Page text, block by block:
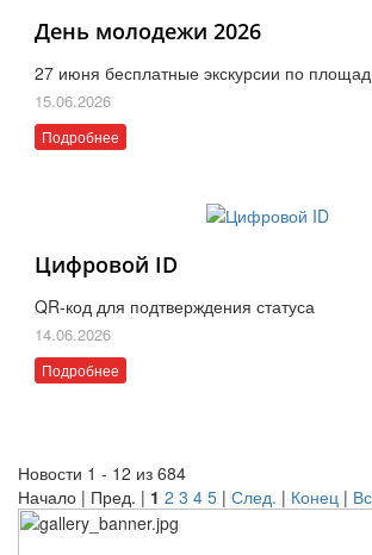
День молодежи 2026
27 июня бесплатные экскурсии по
15.06.2026
Подробнее
Цифровой ID
QR-код для подтверждения статуса
14.06.2026
Подробнее
Новости 1 - 12 из 684
Начало | Пред. | 1 2 3 4 5 | След. | Конец |